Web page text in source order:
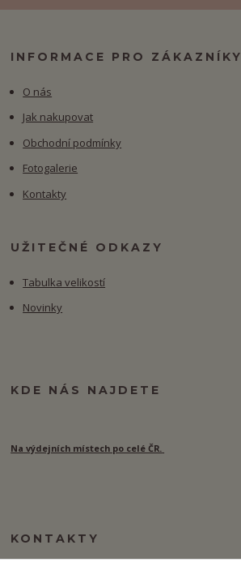
INFORMACE PRO ZÁKAZNÍKY
O nás
Jak nakupovat
Obchodní podmínky
Fotogalerie
Kontakty
UŽITEČNÉ ODKAZY
Tabulka velikostí
Novinky
KDE NÁS NAJDETE
Na výdejních místech po celé ČR.
KONTAKTY